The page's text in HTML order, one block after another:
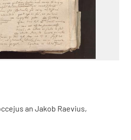
an Jakob Raevius,